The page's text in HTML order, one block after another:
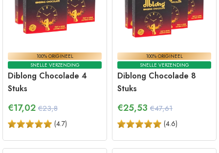
100% ORIGINEEL
SNELLE VERZENDING
Diblong Chocolade 4
Stuks
€17,02 €23,8
(4.7)
100% ORIGINEEL
SNELLE VERZENDING
Diblong Chocolade 8
Stuks
€25,53 €47,61
(4.6)